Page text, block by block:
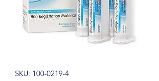
SKU: 100-0219-4